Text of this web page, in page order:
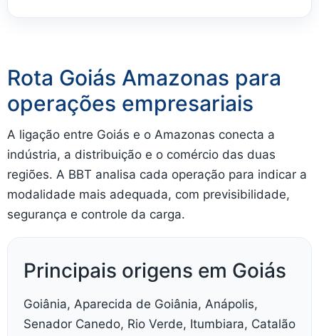
Rota Goiás Amazonas para
operações empresariais
A ligação entre Goiás e o Amazonas conecta a
indústria, a distribuição e o comércio das duas
regiões. A BBT analisa cada operação para indicar a
modalidade mais adequada, com previsibilidade,
segurança e controle da carga.
Principais origens em Goiás
Goiânia, Aparecida de Goiânia, Anápolis,
Senador Canedo, Rio Verde, Itumbiara, Catalão